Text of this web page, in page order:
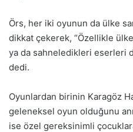
Örs, her iki oyunun da ülke
dikkat çekerek, “Özellikle
ya da sahneledikleri eserleri
dedi.
Oyunlardan birinin Karagöz
geleneksel oyun olduğunu
ise özel gereksinimli